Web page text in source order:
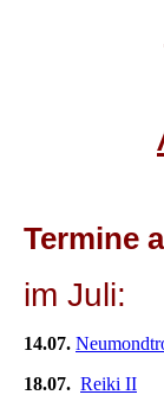
Termine
im Juli:
14.07.
18.07. Reiki II